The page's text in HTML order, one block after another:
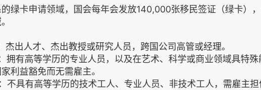
绿卡申请领域，国会每年会发放140,000张移民签证（绿卡）
杰出人才、杰出教授或研究人员，跨国公司高管或经理。
拥有高等学历的专业人员，以及在艺术、科学或商业领域具特殊
利益豁免而无需雇主。
不具有高等学历的技术工人、专业人员、非技术工人，需雇主担